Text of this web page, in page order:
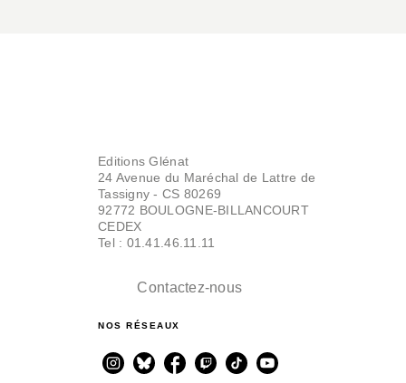
Editions Glénat
24 Avenue du Maréchal de Lattre de
Tassigny - CS 80269
92772 BOULOGNE-BILLANCOURT
CEDEX
Tel : 01.41.46.11.11
Contactez-nous
NOS RÉSEAUX